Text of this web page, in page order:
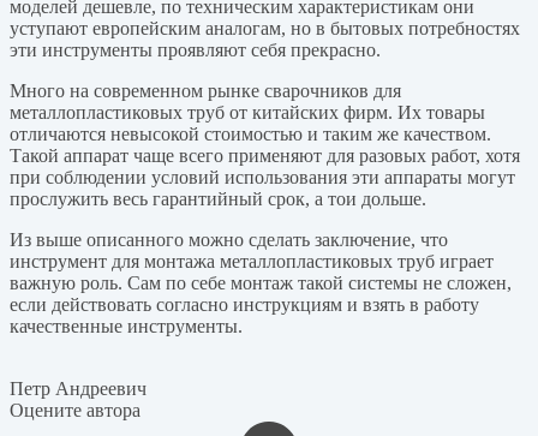
моделей дешевле, по техническим характеристикам они
уступают европейским аналогам, но в бытовых потребностях
эти инструменты проявляют себя прекрасно.
Много на современном рынке сварочников для
металлопластиковых труб от китайских фирм. Их товары
отличаются невысокой стоимостью и таким же качеством.
Такой аппарат чаще всего применяют для разовых работ, хотя
при соблюдении условий использования эти аппараты могут
прослужить весь гарантийный срок, а тои дольше.
Из выше описанного можно сделать заключение, что
инструмент для монтажа металлопластиковых труб играет
важную роль. Сам по себе монтаж такой системы не сложен,
если действовать согласно инструкциям и взять в работу
качественные инструменты.
Петр Андреевич
Оцените автора